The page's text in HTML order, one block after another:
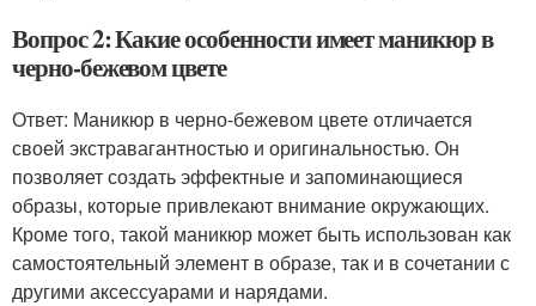
Вопрос 2: Какие особенности имеет маникюр в
черно-бежевом цвете
Ответ: Маникюр в черно-бежевом цвете отличается
своей экстравагантностью и оригинальностью. Он
позволяет создать эффектные и запоминающиеся
образы, которые привлекают внимание окружающих.
Кроме того, такой маникюр может быть использован как
самостоятельный элемент в образе, так и в сочетании с
другими аксессуарами и нарядами.